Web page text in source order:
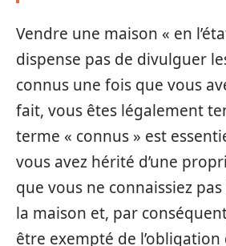
Vendre une maison « en
dispense pas de divulguer
connus une fois que vous
fait, vous êtes légalement
terme « connus » est
vous avez hérité d’une
que vous ne connaissiez
la maison et, par
être exempté de